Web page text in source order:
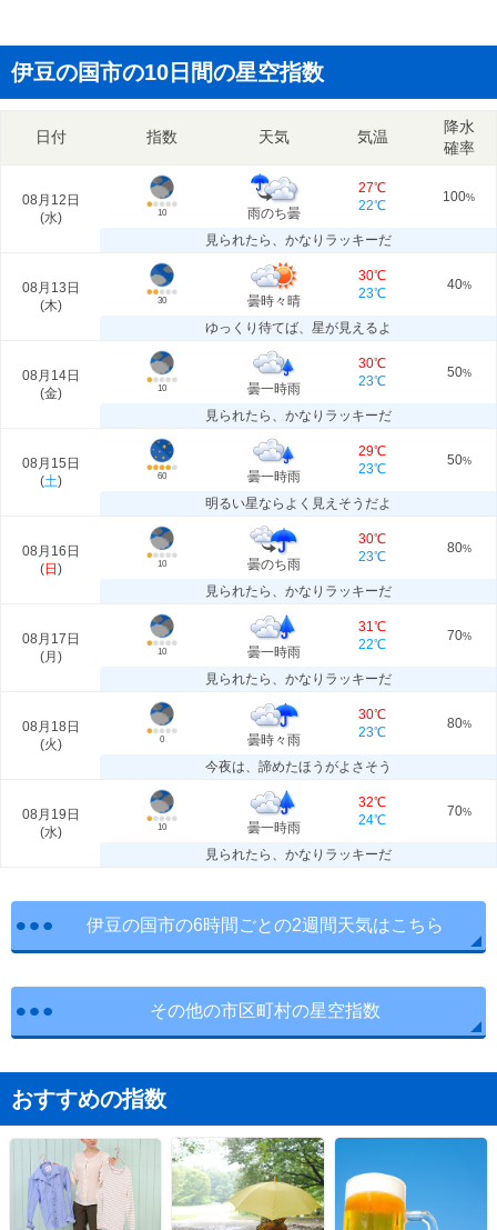
伊豆の国市の10日間の星空指数
日付 指数 天気 気温
降水
確率
08月12日
(水) 10 雨のち曇
27℃
22℃
100%
見られたら、かなりラッキーだ
08月13日
(木) 30 曇時々晴
30℃
23℃
40%
ゆっくり待てば、星が見えるよ
08月14日
(金) 10 曇一時雨
30℃
23℃
50%
見られたら、かなりラッキーだ
08月15日
(土) 60 曇一時雨
29℃
23℃
50%
明るい星ならよく見えそうだよ
08月16日
(日 ) 10 曇のち雨
30℃
23℃
80%
見られたら、かなりラッキーだ
08月17日
(月 ) 10 曇一時雨
31℃
22℃
70%
見られたら、かなりラッキーだ
08月18日
(火) 0 曇時々雨
30℃
23℃
80%
今夜は、諦めたほうがよさそう
08月19日
(水) 10 曇一時雨
32℃
24℃
70%
見られたら、かなりラッキーだ
伊豆の国市の6時間ごとの2週間天気はこちら
その他の市区町村の星空指数
おすすめの指数